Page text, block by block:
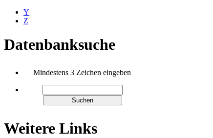
Y
Z
Datenbanksuche
Mindestens 3 Zeichen eingeben
Weitere Links